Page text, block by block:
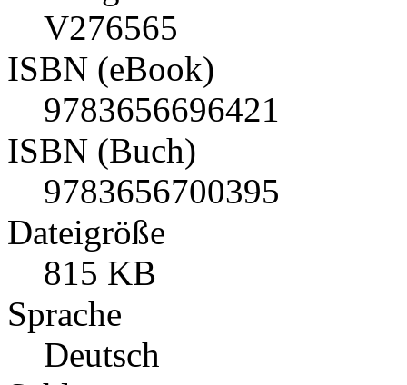
V276565
ISBN (eBook)
9783656696421
ISBN (Buch)
9783656700395
Dateigröße
815 KB
Sprache
Deutsch